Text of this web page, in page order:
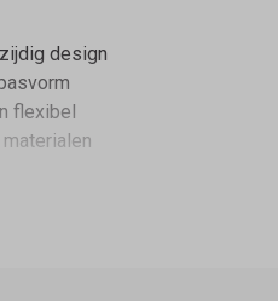
design
flexibel
gebruik